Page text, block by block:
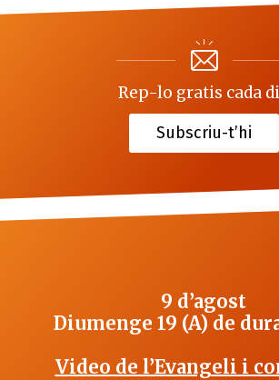
Rep-lo gratis cada
Subscriu-t’hi
9 d’agost
Diumenge 19 (A) de
Video de l’Evangeli i